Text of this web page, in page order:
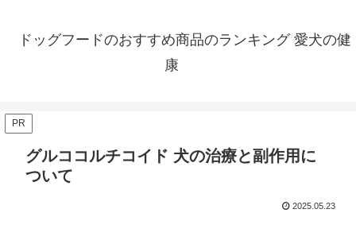
ドッグフードのおすすめ商品のランキング 愛犬の健
康
PR
グルココルチコイド 犬の治療と副作用に
ついて
2025.05.23